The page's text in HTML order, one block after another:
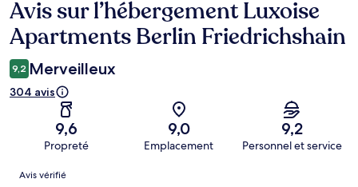
Avis
Avis sur l’hébergement Luxoise
Apartments Berlin Friedrichshain
9,2 Merveilleux
304 avis
9,6
Propreté
9,0
Emplacement
9,2
Personnel et service
Avis
Avis vérifié